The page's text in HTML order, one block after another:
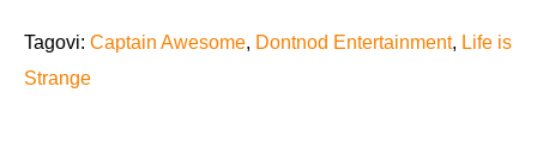
Tagovi: Captain Awesome, Dontnod Entertainment, Life is
Strange